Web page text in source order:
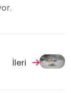
İleri